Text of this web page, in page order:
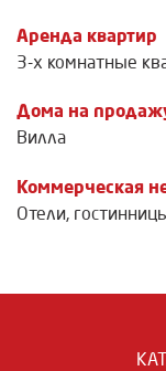
Аренда квартир
3-х комнатные
Дома на
Вилла
Коммерческая
Отели,